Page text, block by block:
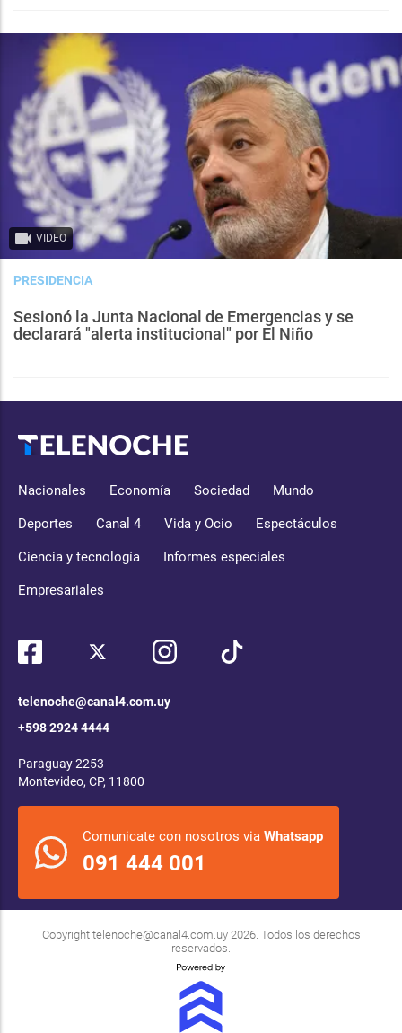
VIDEO
PRESIDENCIA
Sesionó la Junta Nacional de Emergencias y se
declarará "alerta institucional" por El Niño
Nacionales Economía Sociedad Mundo
Deportes Canal 4 Vida y Ocio Espectáculos
Ciencia y tecnología Informes especiales
Empresariales
telenoche@canal4.com.uy
+598 2924 4444
Paraguay 2253
Montevideo, CP, 11800
Comunicate con nosotros via Whatsapp
091 444 001
Copyright telenoche@canal4.com.uy2026. Todos los derechos
reservados.